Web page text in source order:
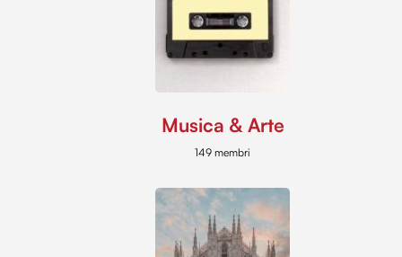
Musica & Arte
149 membri